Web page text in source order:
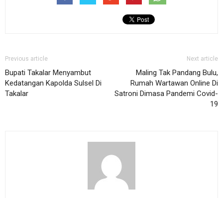
Previous article
Bupati Takalar Menyambut
Kedatangan Kapolda Sulsel Di
Takalar
Next article
Maling Tak Pandang Bulu,
Rumah Wartawan Online Di
Satroni Dimasa Pandemi Covid-
19